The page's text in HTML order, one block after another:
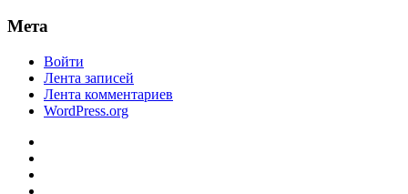
Мета
Войти
Лента записей
Лента комментариев
WordPress.org